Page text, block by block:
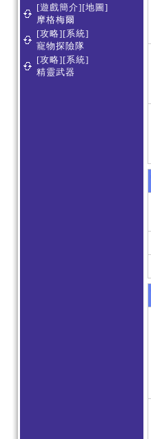
[遊戲簡介][地圖]
摩格梅爾
[攻略][系統]
寵物探險隊
[攻略][系統]
精靈武器